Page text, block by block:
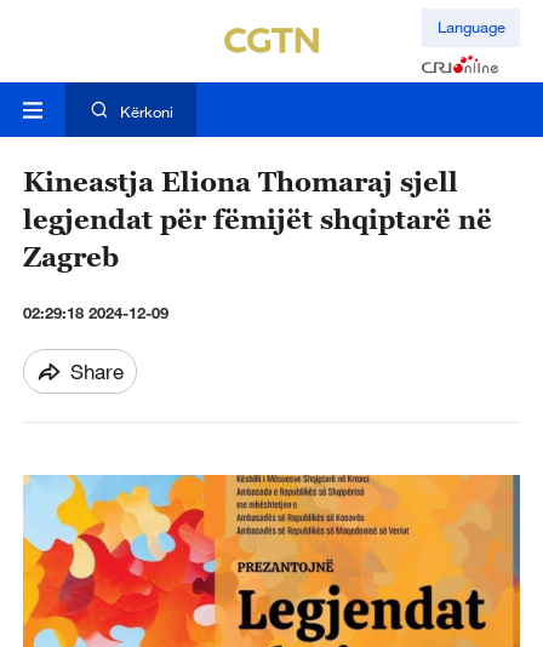
Language
Kërkoni
Kineastja Eliona Thomaraj sjell
legjendat për fëmijët shqiptarë në
Zagreb
02:29:18 2024-12-09
Share